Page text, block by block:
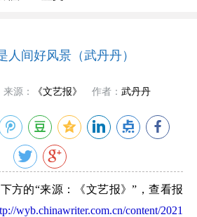
人间好风景（武丹丹）
来源： 《文艺报》 作者： 武丹丹
的“来源：《文艺报》”，查看报
wyb.chinawriter.com.cn/content/2021